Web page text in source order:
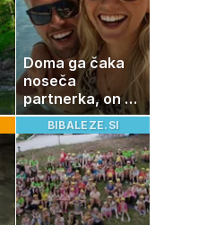
Doma ga čaka
noseča
partnerka, on pa
dopustuje z
drugo
BIBALEZE.SI